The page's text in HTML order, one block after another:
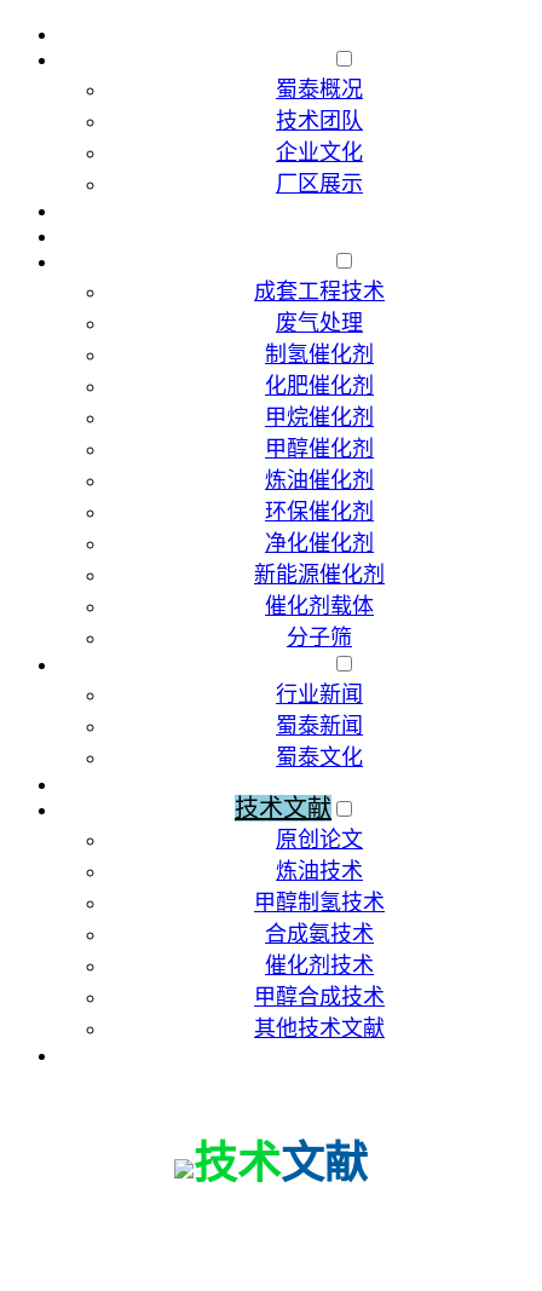
蜀泰概况
技术团队
企业文化
厂区展示
成套工程技术
废气处理
制氢催化剂
化肥催化剂
甲烷催化剂
甲醇催化剂
炼油催化剂
环保催化剂
净化催化剂
新能源催化剂
催化剂载体
分子筛
行业新闻
蜀泰新闻
蜀泰文化
技术文献
原创论文
炼油技术
甲醇制氢技术
合成氨技术
催化剂技术
甲醇合成技术
其他技术文献
技术文献